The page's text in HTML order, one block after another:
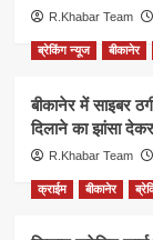
R.Khabar Team
ब्रेकिंग न्यूज बीकानेर
बीकानेर में साइबर
दिलाने का झांसा
R.Khabar Team
क्राईम बीकानेर